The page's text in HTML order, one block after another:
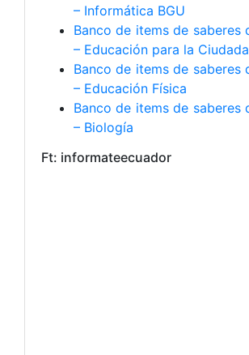
– Informática BGU
Banco de items de saberes
– Educación para la
Banco de items de saberes
– Educación Física
Banco de items de saberes
– Biología
Ft: informateecuador